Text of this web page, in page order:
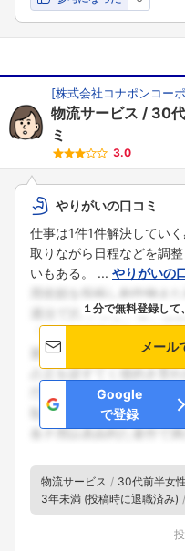
[株式会社コナポンコー
物流サービス 30
ミ
3.0
やりがいの口コミ
仕事は1件1件解決してい
取りながら日程などを調
いもある。 ... やりがいの
１分で無料登録し
メール
Google
で登録
物流サービス 30代前半女性
3年未満 (投稿時に退職済み)